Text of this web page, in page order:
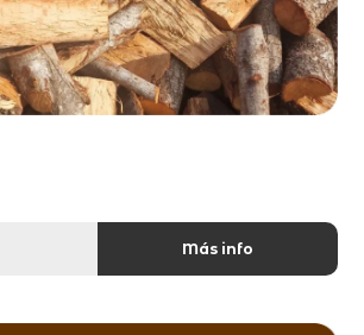
Más info